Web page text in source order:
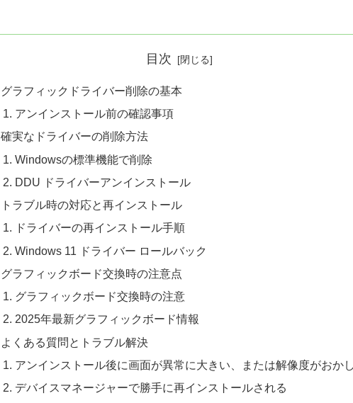
目次
グラフィックドライバー削除の基本
アンインストール前の確認事項
確実なドライバーの削除方法
Windowsの標準機能で削除
DDU ドライバーアンインストール
トラブル時の対応と再インストール
ドライバーの再インストール手順
Windows 11 ドライバー ロールバック
グラフィックボード交換時の注意点
グラフィックボード交換時の注意
2025年最新グラフィックボード情報
よくある質問とトラブル解決
アンインストール後に画面が異常に大きい、または解像度がおか
デバイスマネージャーで勝手に再インストールされる